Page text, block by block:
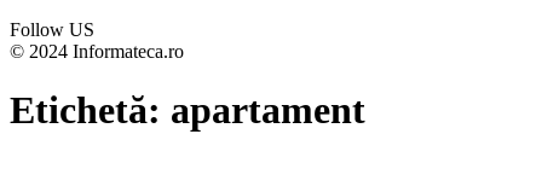
Follow US
© 2024 Informateca.ro
Etichetă: apartament